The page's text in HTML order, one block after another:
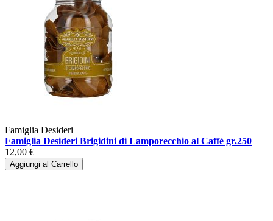
Famiglia Desideri
Famiglia Desideri Brigidini di Lamporecchio al Caffè gr.250
12,00 €
Aggiungi al Carrello